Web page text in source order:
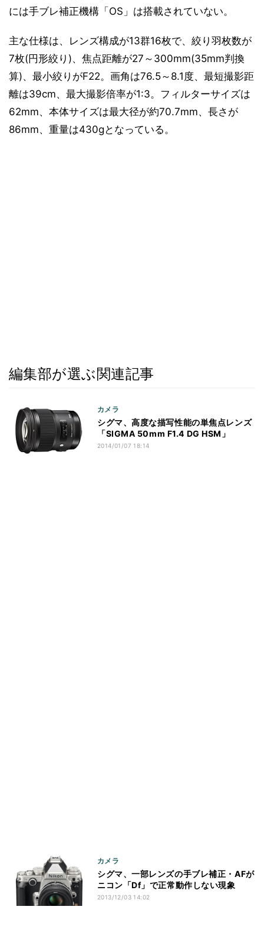
には手ブレ補正機構「OS」は搭載されていない。
主な仕様は、レンズ構成が13群16枚で、絞り羽枚数が
7枚(円形絞り)、焦点距離が27～300mm(35mm判換
算)、最小絞りがF22。画角は76.5～8.1度、最短撮影距
離は39cm、最大撮影倍率が1:3。フィルターサイズは
62mm、本体サイズは最大径が約70.7mm、長さが
86mm、重量は430gとなっている。
編集部が選ぶ関連記事
カメラ
シグマ、高度な描写性能の単焦点レンズ
「SIGMA 50mm F1.4 DG HSM」
2014/01/07 18:14
カメラ
シグマ、一部レンズの手ブレ補正・AFが
ニコン「Df」で正常動作しない現象
2013/12/03 14:02